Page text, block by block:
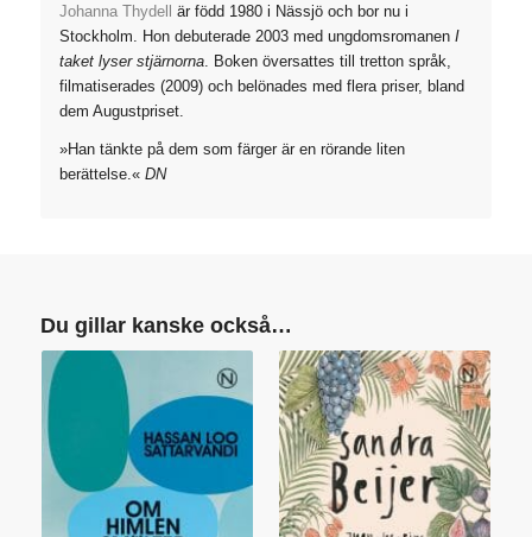
Johanna Thydell är född 1980 i Nässjö och bor nu i
Stockholm. Hon debuterade 2003 med ungdomsromanen I
taket lyser stjärnorna. Boken översattes till tretton språk,
filmatiserades (2009) och belönades med flera priser, bland
dem Augustpriset.
»Han tänkte på dem som färger är en rörande liten
berättelse.« DN
Du gillar kanske också…